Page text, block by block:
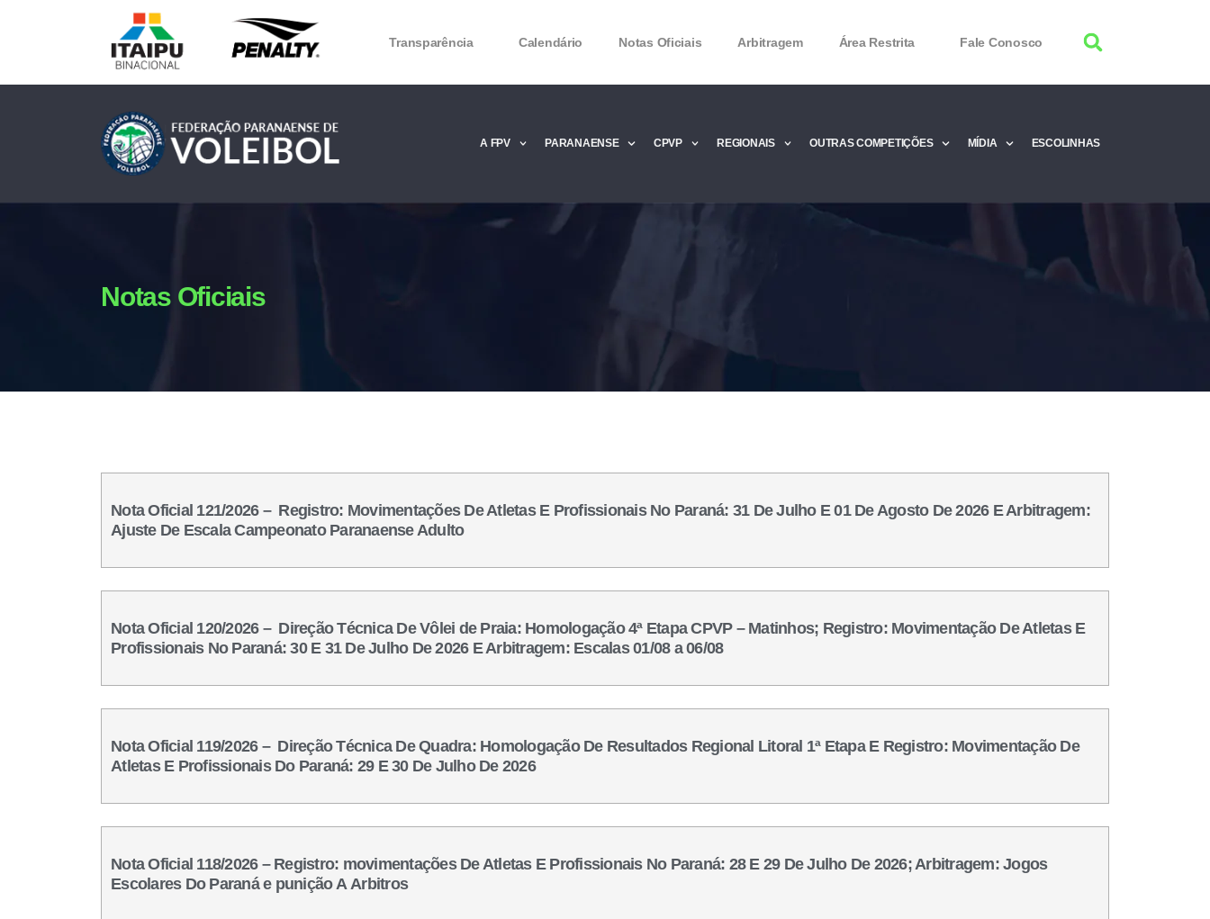
Transparência Calendário Notas Oficiais Arbitragem Área Restrita Fale Conosco
A FPV
Microsoft Office 2016 Product Key 2020 – Free Product Keys
PARANAENSE CPVP REGIONAIS OUTRAS COMPETIÇÕES MÍDIA ESCOLINHAS
Notas Oficiais
Nota Oficial 121/2026 – Registro: Movimentações De Atletas E Profissionais No Paraná: 31 De Julho E 01 De Agosto De 2026 E Arbitragem:
Ajuste De Escala Campeonato Paranaense Adulto
Nota Oficial 120/2026 – Direção Técnica De Vôlei de Praia: Homologação 4ª Etapa CPVP – Matinhos; Registro: Movimentação De Atletas E
Profissionais No Paraná: 30 E 31 De Julho De 2026 E Arbitragem: Escalas 01/08 a 06/08
Nota Oficial 119/2026 – Direção Técnica De Quadra: Homologação De Resultados Regional Litoral 1ª Etapa E Registro: Movimentação De
Atletas E Profissionais Do Paraná: 29 E 30 De Julho De 2026
Nota Oficial 118/2026 – Registro: movimentações De Atletas E Profissionais No Paraná: 28 E 29 De Julho De 2026; Arbitragem: Jogos
Escolares Do Paraná e punição A Arbitros